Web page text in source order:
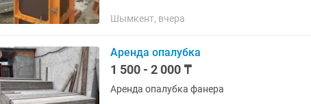
Шымкент, вчера
Аренда опалубка
1 500 - 2 000 ₸
Аренда опалубка фанера